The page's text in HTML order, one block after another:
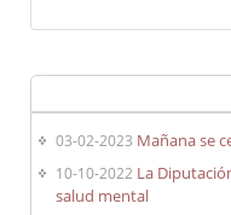
03-02-2023 Mañana se
10-10-2022 La
salud mental